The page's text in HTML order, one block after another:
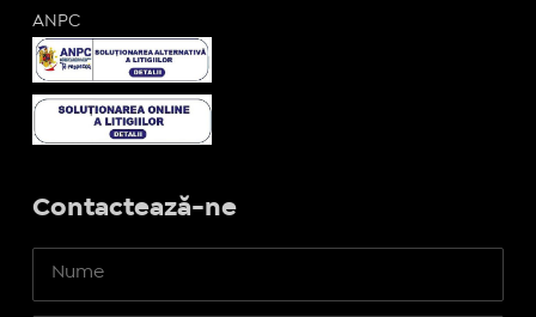
ANPC
Contactează-ne